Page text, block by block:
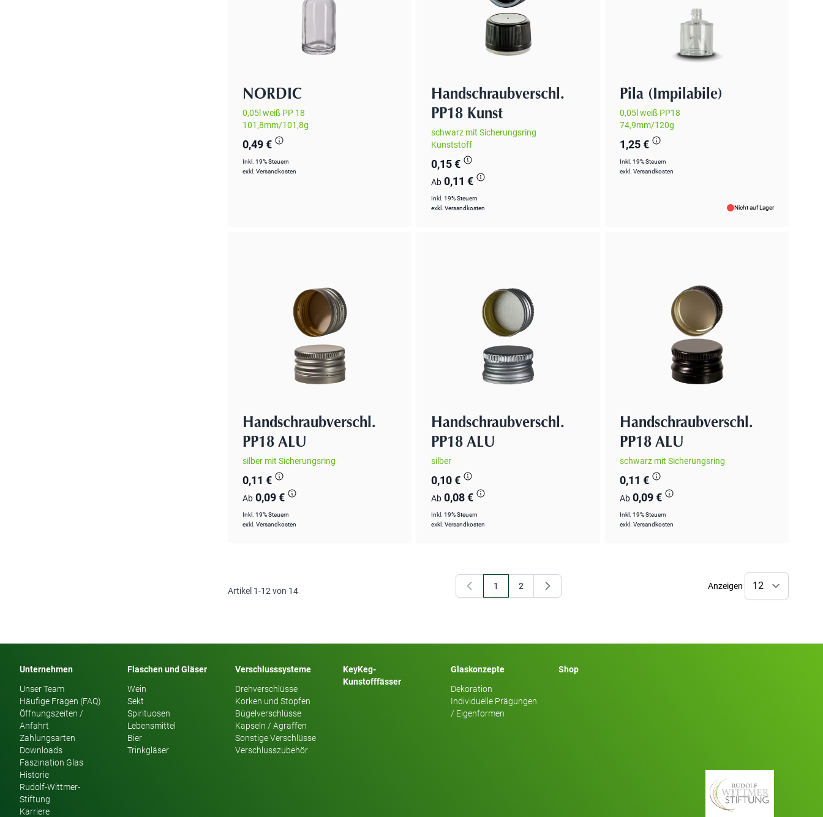
NORDIC
0,05l weiß PP 18
101,8mm/101,8g
0,49 €
Inkl. 19% Steuern
exkl. Versandkosten
Handschraubverschl.
PP18 Kunst
schwarz mit Sicherungsring
Kunststoff
0,15 €
Ab 0,11 €
Inkl. 19% Steuern
exkl. Versandkosten
Pila (Impilabile)
0,05l weiß PP18
74,9mm/120g
1,25 €
Inkl. 19% Steuern
exkl. Versandkosten
Nicht auf Lager
Handschraubverschl.
PP18 ALU
silber mit Sicherungsring
0,11 €
Ab 0,09 €
Inkl. 19% Steuern
exkl. Versandkosten
Handschraubverschl.
PP18 ALU
silber
0,10 €
Ab 0,08 €
Inkl. 19% Steuern
exkl. Versandkosten
Handschraubverschl.
PP18 ALU
schwarz mit Sicherungsring
0,11 €
Ab 0,09 €
Inkl. 19% Steuern
exkl. Versandkosten
Artikel 1-12 von 14 Sie lesen gerade Seite
1
Seite
2 Anzeigen
Unternehmen
Unser Team
Häufige Fragen (FAQ)
Öffnungszeiten /
Anfahrt
Zahlungsarten
Downloads
Faszination Glas
Historie
Rudolf-Wittmer-
Stiftung
Karriere
Flaschen und Gläser
Wein
Sekt
Spirituosen
Lebensmittel
Bier
Trinkgläser
Verschlusssysteme
Drehverschlüsse
Korken und Stopfen
Bügelverschlüsse
Kapseln / Agraffen
Sonstige Verschlüsse
Verschlusszubehör
KeyKeg-
Kunstofffässer
Glaskonzepte
Dekoration
Individuelle Prägungen
/ Eigenformen
Shop